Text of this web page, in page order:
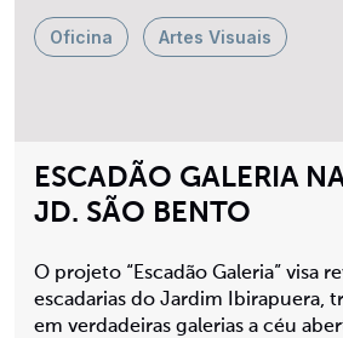
ESCADÃO GALERIA
JD. SÃO BENTO
O projeto “Escadão Galeria” visa
escadarias do Jardim Ibirapuera,
em verdadeiras galerias a céu
Oficina Artes Visuais